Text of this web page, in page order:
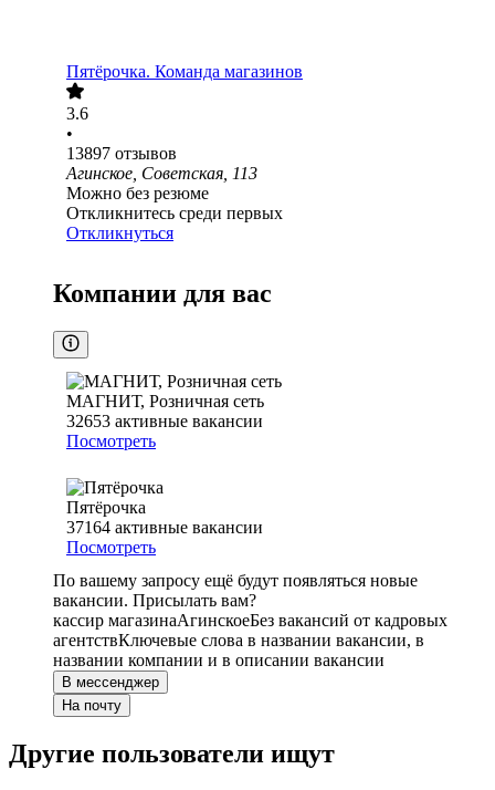
Пятёрочка. Команда магазинов
3.6
•
13897 отзывов
Агинское, Советская, 113
Можно без резюме
Откликнитесь среди первых
Откликнуться
Компании для вас
МАГНИТ, Розничная сеть
32653 активные вакансии
Посмотреть
Пятёрочка
37164 активные вакансии
Посмотреть
По вашему запросу ещё будут появляться новые
вакансии. Присылать вам?
кассир магазинаАгинскоеБез вакансий от кадровых
агентствКлючевые слова в названии вакансии, в
названии компании и в описании вакансии
В мессенджер
На почту
Другие пользователи ищут